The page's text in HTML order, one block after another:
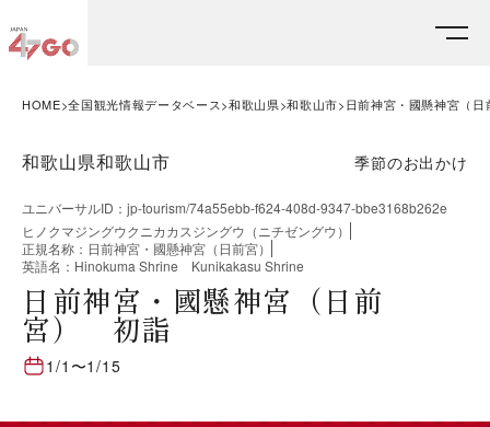
HOME 全国観光情報データベース 和歌山県 和歌山市 日前神宮・國懸神宮（
和歌山県和歌山市 季節のお出かけ
ユニバーサルID ： jp-tourism/74a55ebb-f624-408d-9347-bbe3168b262e
ヒノクマジングウクニカカスジングウ（ニチゼングウ）
正規名称 ： 日前神宮・國懸神宮（日前宮）
英語名 ： Hinokuma Shrine Kunikakasu Shrine
日前神宮・國懸神宮（日前
宮） 初詣
1/1 〜1/15